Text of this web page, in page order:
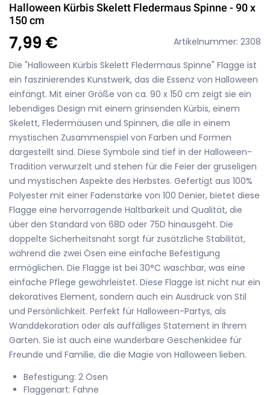
Halloween Kürbis Skelett Fledermaus Spinne - 90 x
150 cm
7,99 €
Artikelnummer: 2308
Die "Halloween Kürbis Skelett Fledermaus Spinne" Flagge ist
ein faszinierendes Kunstwerk, das die Essenz von Halloween
einfängt. Mit einer Größe von ca. 90 x 150 cm zeigt sie ein
lebendiges Design mit einem grinsenden Kürbis, einem
Skelett, Fledermäusen und Spinnen, die alle in einem
mystischen Zusammenspiel von Farben und Formen
dargestellt sind. Diese Symbole sind tief in der Halloween-
Tradition verwurzelt und stehen für die Feier der gruseligen
und mystischen Aspekte des Herbstes. Gefertigt aus 100%
Polyester mit einer Fadenstärke von 100 Denier, bietet diese
Flagge eine hervorragende Haltbarkeit und Qualität, die
über den Standard von 68D oder 75D hinausgeht. Die
doppelte Sicherheitsnaht sorgt für zusätzliche Stabilität,
während die zwei Ösen eine einfache Befestigung
ermöglichen. Die Flagge ist bei 30°C waschbar, was eine
einfache Pflege gewährleistet. Diese Flagge ist nicht nur ein
dekoratives Element, sondern auch ein Ausdruck von Stil
und Persönlichkeit. Perfekt für Halloween-Partys, als
Wanddekoration oder als auffälliges Statement in Ihrem
Garten. Sie ist auch eine wunderbare Geschenkidee für
Freunde und Familie, die die Magie von Halloween lieben.
Befestigung: 2 Ösen
Flaggenart: Fahne